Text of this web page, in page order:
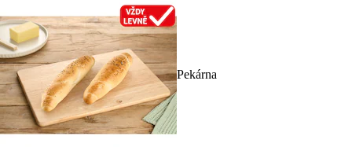
Pekárna